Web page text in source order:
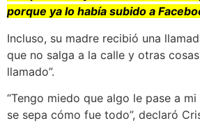
porque ya lo había subido a
Incluso, su madre recibió una
que no salga a la calle y otras
llamado”.
“Tengo miedo que algo le pase a
se sepa cómo fue todo”, declaró